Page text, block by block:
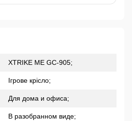
XTRIKE ME GC-905;
Ігрове крісло;
Для дома и офиса;
В разобранном виде;